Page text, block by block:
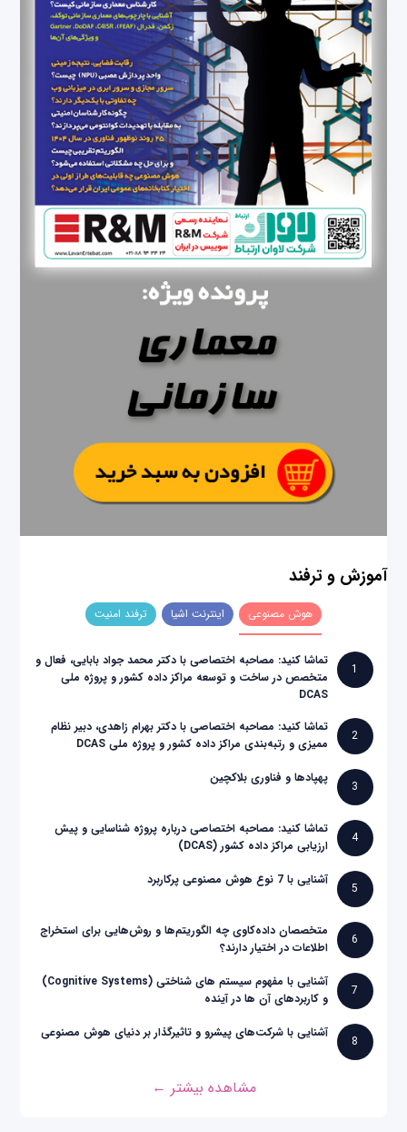
آموزش و ترفند
هوش مصنوعی اینترنت اشیا ترفند امنیت
1
تماشا کنید: مصاحبه اختصاصی با دکتر محمد جواد بابایی، فعال و
متخصص در ساخت و توسعه مراکز داده کشور و پروژه ملی
DCAS
2
تماشا کنید: مصاحبه اختصاصی با دکتر بهرام زاهدی، دبیر نظام
ممیزی و رتبه‌بندی مراکز داده کشور و پروژه ملی DCAS
3
پهپادها و فناوری بلاکچین
4
تماشا کنید: مصاحبه اختصاصی درباره پروژه شناسایی و پیش
ارزیابی مراکز داده کشور (DCAS)
5
آشنایی با 7 نوع هوش مصنوعی پرکاربرد
6
متخصصان داده‌کاوی چه الگوریتم‌ها و روش‌هایی برای استخراج
اطلاعات در اختیار دارند؟
7
آشنایی با مفهوم سیستم های شناختی (Cognitive Systems)
و کاربردهای آن ها در آینده
8
آشنایی با شرکت‌های پیشرو و تاثیرگذار بر دنیای هوش مصنوعی
مشاهده بیشتر ←